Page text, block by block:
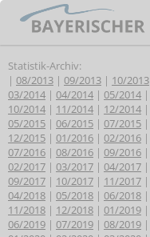
Statistik-Archiv:
| 08/2013 | 09/2013 | 10/2013
03/2014 | 04/2014 | 05/2014 |
10/2014 | 11/2014 | 12/2014 |
05/2015 | 06/2015 | 07/2015 |
12/2015 | 01/2016 | 02/2016 |
07/2016 | 08/2016 | 09/2016 |
02/2017 | 03/2017 | 04/2017 |
09/2017 | 10/2017 | 11/2017 |
04/2018 | 05/2018 | 06/2018 |
11/2018 | 12/2018 | 01/2019 |
06/2019 | 07/2019 | 08/2019 |